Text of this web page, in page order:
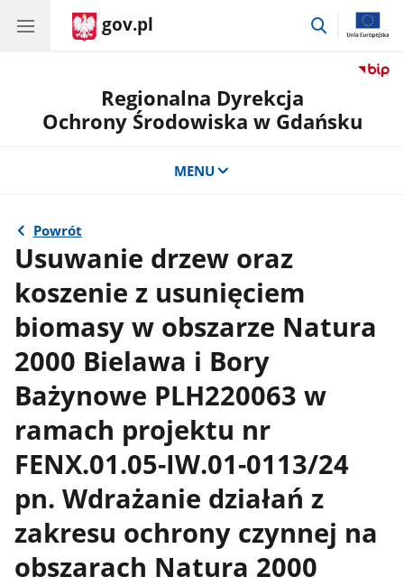
gov.pl
przejdź
Regionalna Dyrekcja
Ochrony Środowiska w Gdańsku
MENU
Powrót
Usuwanie drzew oraz
koszenie z usunięciem
biomasy w obszarze Natura
2000 Bielawa i Bory
Bażynowe PLH220063 w
ramach projektu nr
FENX.01.05-IW.01-0113/24
pn. Wdrażanie działań z
zakresu ochrony czynnej na
obszarach Natura 2000